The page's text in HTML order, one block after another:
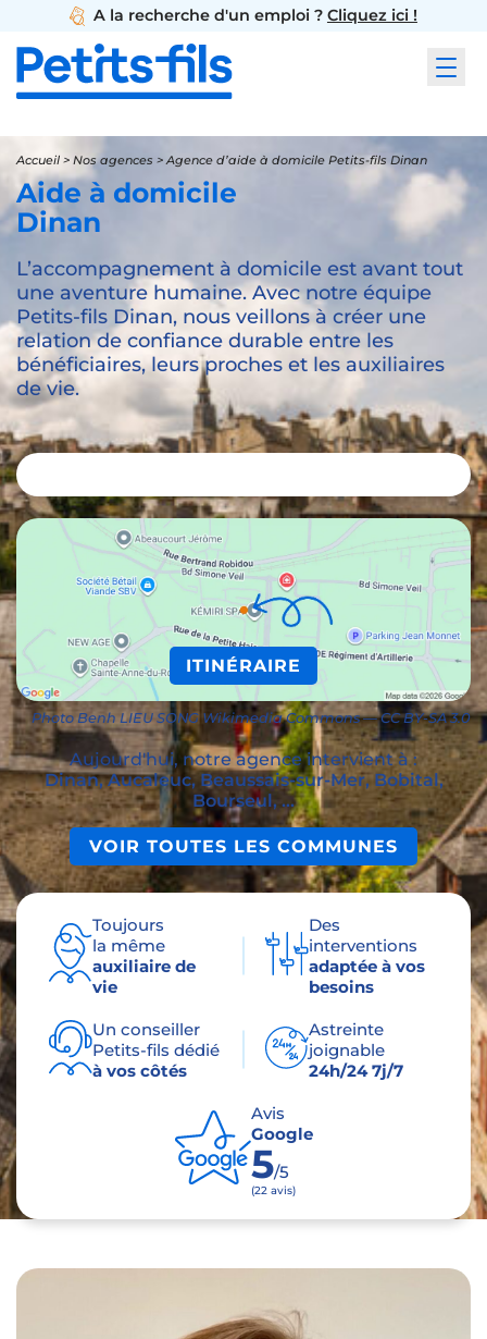
A la recherche d'un emploi ? Cliquez ici !
Accueil > Nos agences >Agence d’aide à domicile Petits-fils Dinan
Aide à domicile
Dinan
L’accompagnement à domicile est avant tout
une aventure humaine. Avec notre équipe
Petits-fils Dinan, nous veillons à créer une
relation de confiance durable entre les
bénéficiaires, leurs proches et les auxiliaires
de vie.
ITINÉRAIRE
Photo Benh LIEU SONG Wikimedia Commons — CC BY-SA 3.0
Aujourd'hui, notre agence intervient à :
Dinan, Aucaleuc, Beaussais-sur-Mer, Bobital,
Bourseul, ...
VOIR TOUTES LES COMMUNES
Toujours
la même
auxiliaire de
vie
Des
interventions
adaptée à vos
besoins
Un conseiller
Petits-fils dédié
à vos côtés
Astreinte
joignable
24h/24 7j/7
Avis
Google
5/5
(22 avis)